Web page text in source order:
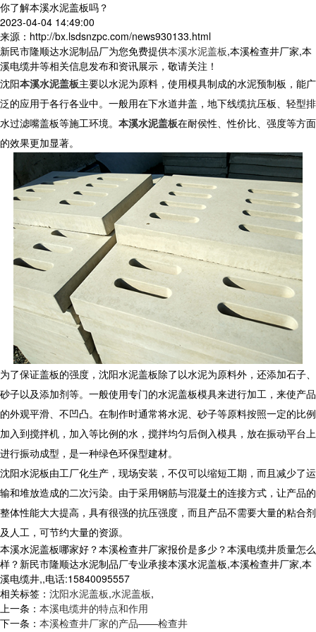
你了解本溪水泥盖板吗？
2023-04-04 14:49:00
来源：http://bx.lsdsnzpc.com/news930133.html
新民市隆顺达水泥制品厂为您免费提供本溪水泥盖板,本溪检查井厂家,本
溪电缆井等相关信息发布和资讯展示，敬请关注！
沈阳本溪水泥盖板主要以水泥为原料，使用模具制成的水泥预制板，能广
泛的应用于各行各业中。一般用在下水道井盖，地下线缆抗压板、轻型排
水过滤嘴盖板等施工环境。 本溪水泥盖板在耐侯性、性价比、强度等方面
的效果更加显著。
为了保证盖板的强度，沈阳水泥盖板除了以水泥为原料外，还添加石子、
砂子以及添加剂等。一般使用专门的水泥盖板模具来进行加工，来使产品
的外观平滑、不凹凸。在制作时通常将水泥、砂子等原料按照一定的比例
加入到搅拌机，加入等比例的水，搅拌均匀后倒入模具，放在振动平台上
进行振动成型，是一种绿色环保型建材。
沈阳水泥板由工厂化生产，现场安装，不仅可以缩短工期，而且减少了运
输和堆放造成的二次污染。由于采用钢筋与混凝土的连接方式，让产品的
整体性能大大提高，具有很强的抗压强度，而且产品不需要大量的粘合剂
及人工，可节约大量的资源。
本溪水泥盖板哪家好？本溪检查井厂家报价是多少？本溪电缆井质量怎么
样？新民市隆顺达水泥制品厂专业承接本溪水泥盖板,本溪检查井厂家,本
溪电缆井,,电话:15840095557
相关标签： 沈阳水泥盖板,水泥盖板,
上一条： 本溪电缆井的特点和作用
下一条： 本溪检查井厂家的产品——检查井